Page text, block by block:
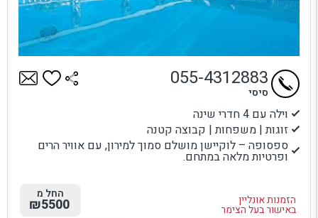
וילה עם 4 חדרי שינה
זוגות | משפחות | קבוצה קטנה
ספסופה – לוקיישן מושלם סמוך למירון, עם אוויר הרים
ופרטיות מלאה במתחם.
הזמנות אונליין
באישור בעל הצימר
055-4312883
סיסי
החל מ
₪5500